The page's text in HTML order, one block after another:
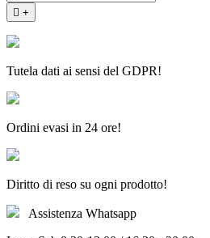
 +
Tutela dati ai sensi del GDPR!
Ordini evasi in 24 ore!
Diritto di reso su ogni prodotto!
Assistenza Whatsapp